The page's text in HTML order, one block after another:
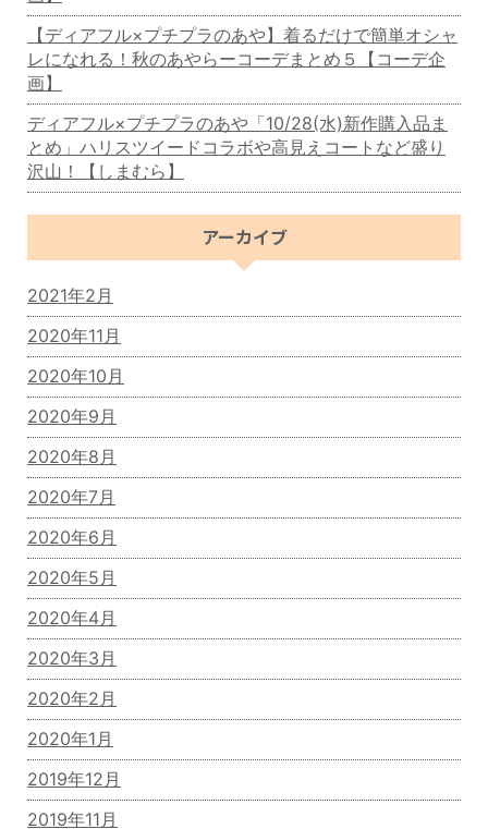
【ディアフル×プチプラのあや】着るだけで簡単オシャ
レになれる！秋のあやらーコーデまとめ５【コーデ企
画】
ディアフル×プチプラのあや「10/28(水)新作購入品ま
とめ」ハリスツイードコラボや高見えコートなど盛り
沢山！【しまむら】
アーカイブ
2021年2月
2020年11月
2020年10月
2020年9月
2020年8月
2020年7月
2020年6月
2020年5月
2020年4月
2020年3月
2020年2月
2020年1月
2019年12月
2019年11月